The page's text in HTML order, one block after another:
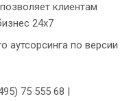
позволяет клиентам
24х7
аутсорсинга по версии
75 555 68 |